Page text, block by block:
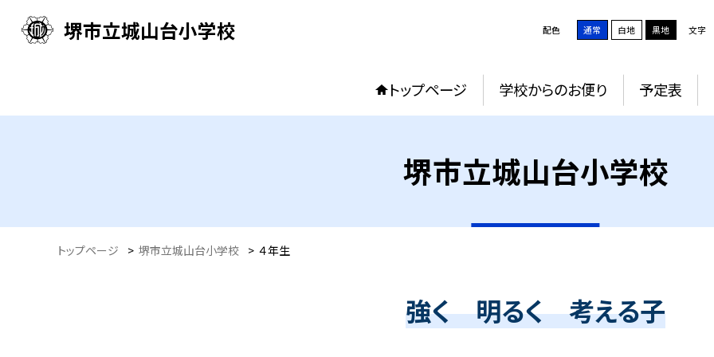
堺市立城山台小学校 配色 通常 白地 黒地 文字
トップページ 学校からのお便り 予定表
堺市立城山台小学校
トップページ > 堺市立城山台小学校 > ４年生
強く 明るく 考える子